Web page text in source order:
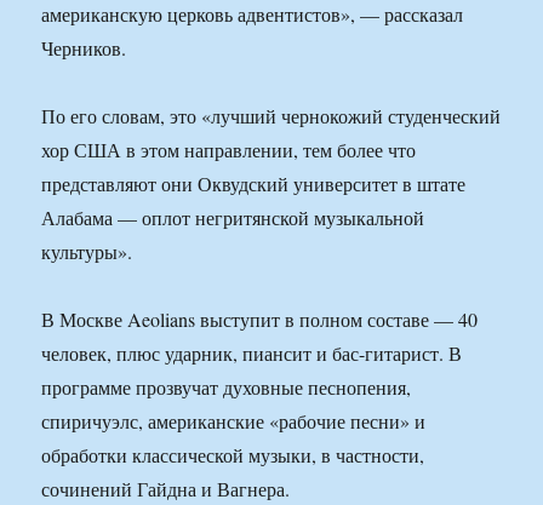
американскую церковь адвентистов», — рассказал
Черников.
По его словам, это «лучший чернокожий студенческий
хор США в этом направлении, тем более что
представляют они Оквудский университет в штате
Алабама — оплот негритянской музыкальной
культуры».
В Москве Aeolians выступит в полном составе — 40
человек, плюс ударник, пиансит и бас-гитарист. В
программе прозвучат духовные песнопения,
спиричуэлс, американские «рабочие песни» и
обработки классической музыки, в частности,
сочинений Гайдна и Вагнера.